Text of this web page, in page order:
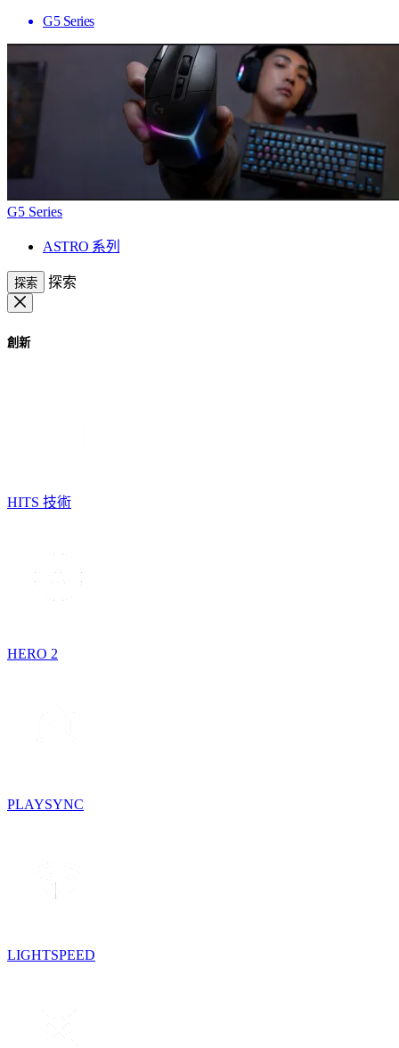
G5 Series
G5 Series
ASTRO 系列
探索 探索
創新
HITS 技術
HERO 2
PLAYSYNC
LIGHTSPEED